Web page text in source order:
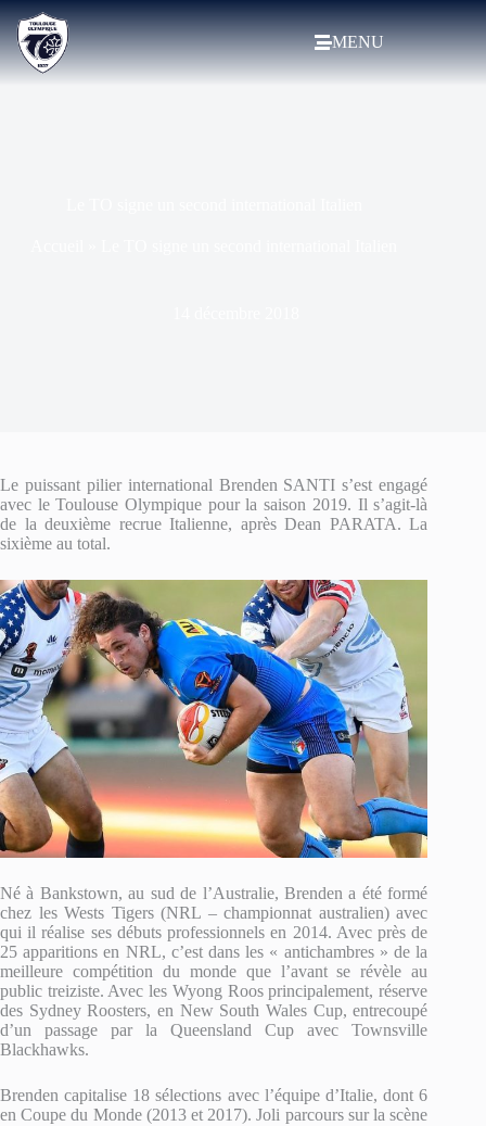
MENU
Le puissant pilier international Brenden SANTI s’est engagé
avec le Toulouse Olympique pour la saison 2019. Il s’agit-là
de la deuxième recrue Italienne, après Dean PARATA. La
sixième au total.
Né à Bankstown, au sud de l’Australie, Brenden a été formé
chez les Wests Tigers (NRL – championnat australien) avec
qui il réalise ses débuts professionnels en 2014. Avec près de
25 apparitions en NRL, c’est dans les « antichambres » de la
meilleure compétition du monde que l’avant se révèle au
public treiziste. Avec les Wyong Roos principalement, réserve
des Sydney Roosters, en New South Wales Cup, entrecoupé
d’un passage par la Queensland Cup avec Townsville
Blackhawks.
Brenden capitalise 18 sélections avec l’équipe d’Italie, dont 6
en Coupe du Monde (2013 et 2017). Joli parcours sur la scène